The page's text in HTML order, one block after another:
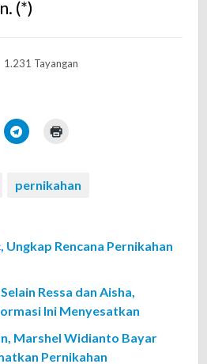
(*)
1.231 Tayangan
pernikahan
Ungkap Rencana Pernikahan
Ressa dan Aisha,
Ini Menyesatkan
Marshel Widianto Bayar
Pernikahan